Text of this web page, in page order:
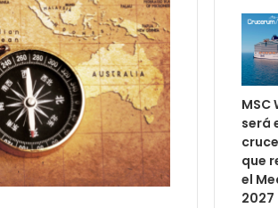
MSC
será
que
el
2027